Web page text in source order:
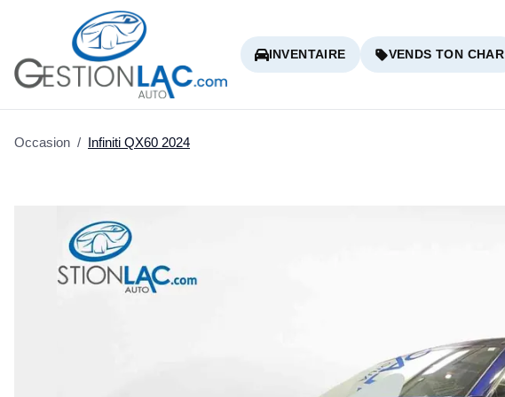
INVENTAIRE VENDS TON CHAR
Occasion / Infiniti QX60 2024